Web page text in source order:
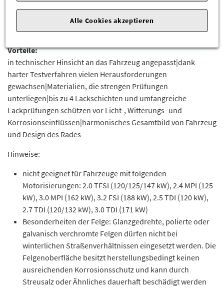
Ihr Audi Partner informiert Sie gerne über fahrzeugspezifische
Einschränkungen und TÜV-Freigaben.
Vorteile:
in technischer Hinsicht an das Fahrzeug angepasst|dank
harter Testverfahren vielen Herausforderungen
gewachsen|Materialien, die strengen Prüfungen
unterliegen|bis zu 4 Lackschichten und umfangreiche
Lackprüfungen schützen vor Licht-, Witterungs- und
Korrosionseinflüssen|harmonisches Gesamtbild von Fahrzeug
und Design des Rades
Hinweise:
nicht geeignet für Fahrzeuge mit folgenden
Motorisierungen: 2.0 TFSI (120/125/147 kW), 2.4 MPI (125
kW), 3.0 MPI (162 kW), 3.2 FSI (188 kW), 2.5 TDI (120 kW),
2.7 TDI (120/132 kW), 3.0 TDI (171 kW)
Besonderheiten der Felge: Glanzgedrehte, polierte oder
galvanisch verchromte Felgen dürfen nicht bei
winterlichen Straßenverhältnissen eingesetzt werden. Die
Felgenoberfläche besitzt herstellungsbedingt keinen
ausreichenden Korrosionsschutz und kann durch
Streusalz oder Ähnliches dauerhaft beschädigt werden
Alle Cookies akzeptieren